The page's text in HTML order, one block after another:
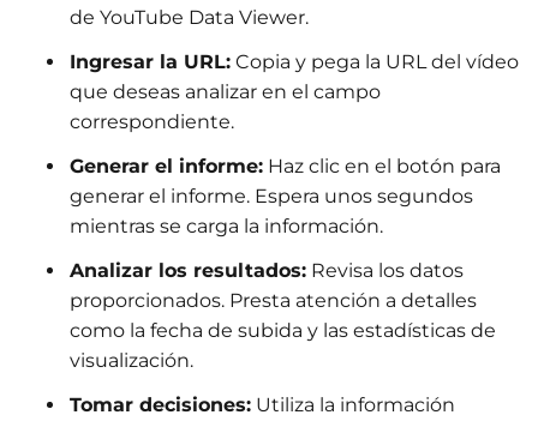
de YouTube Data Viewer.
Ingresar la URL: Copia y pega la URL del vídeo
que deseas analizar en el campo
correspondiente.
Generar el informe: Haz clic en el botón para
generar el informe. Espera unos segundos
mientras se carga la información.
Analizar los resultados: Revisa los datos
proporcionados. Presta atención a detalles
como la fecha de subida y las estadísticas de
visualización.
Tomar decisiones: Utiliza la información